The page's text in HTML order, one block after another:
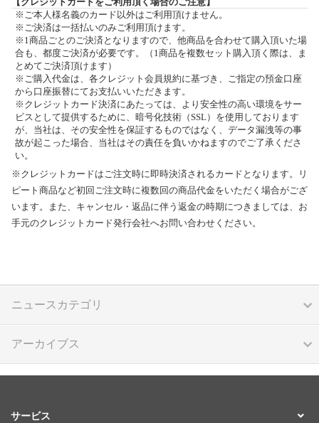
※ご本人様名義のカード以外はご利用頂けません。
※ご決済は一括払いのみご利用頂けます。
※1商品ごとのご決済となりますので、他商品を合わせて購入頂いた場
合も、都度ご決済が必要です。（1商品を複数セット購入頂く際は、ま
とめてご決済頂けます）
※ご購入代金は、各クレジット会員規約に基づき、ご指定の預金口座
から口座振替にてお支払いいただきます。
※クレジットカード決済にあたっては、より安全性の高い環境をサー
ビスとして提供するために、暗号化技術（SSL）を使用しております
が、当社は、その安全性を保証するものではなく、データ漏洩等の事
故が起こった場合、当社はその責任を負いかねますのでご了承くださ
い。
※クレジットカードはご注文時に即時決済されるカードとなります。リ
ピート商品など初回ご注文時に複数回の商品代金をいただく場合がござ
います。また、キャンセル・返品に伴う返金の時期につきましては、お
手元のクレジットカード発行会社へお問い合わせください。
ニュースカテゴリ
アーカイブス
サービス